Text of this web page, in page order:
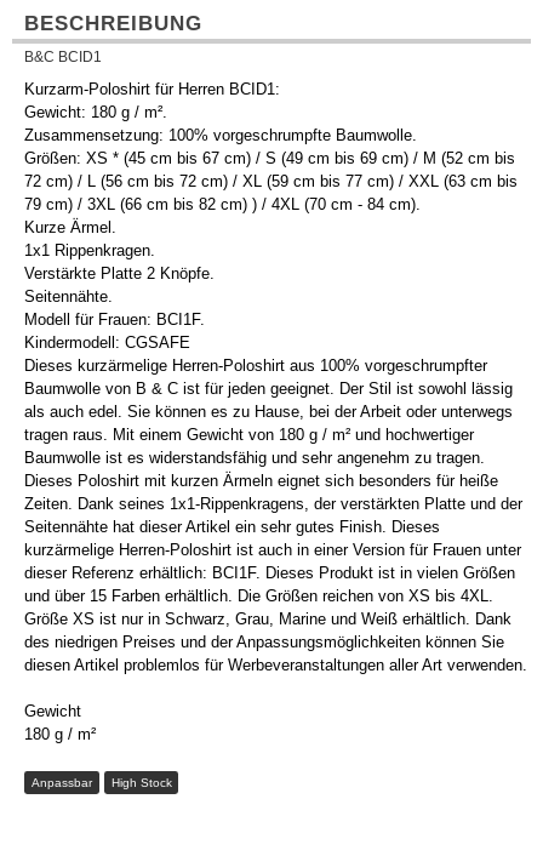
BESCHREIBUNG
B&C BCID1
Kurzarm-Poloshirt für Herren BCID1:
Gewicht: 180 g / m².
Zusammensetzung: 100% vorgeschrumpfte Baumwolle.
Größen: XS * (45 cm bis 67 cm) / S (49 cm bis 69 cm) / M (52 cm bis
72 cm) / L (56 cm bis 72 cm) / XL (59 cm bis 77 cm) / XXL (63 cm bis
79 cm) / 3XL (66 cm bis 82 cm) ) / 4XL (70 cm - 84 cm).
Kurze Ärmel.
1x1 Rippenkragen.
Verstärkte Platte 2 Knöpfe.
Seitennähte.
Modell für Frauen: BCI1F.
Kindermodell: CGSAFE
Dieses kurzärmelige Herren-Poloshirt aus 100% vorgeschrumpfter
Baumwolle von B & C ist für jeden geeignet. Der Stil ist sowohl lässig
als auch edel. Sie können es zu Hause, bei der Arbeit oder unterwegs
tragen raus. Mit einem Gewicht von 180 g / m² und hochwertiger
Baumwolle ist es widerstandsfähig und sehr angenehm zu tragen.
Dieses Poloshirt mit kurzen Ärmeln eignet sich besonders für heiße
Zeiten. Dank seines 1x1-Rippenkragens, der verstärkten Platte und der
Seitennähte hat dieser Artikel ein sehr gutes Finish. Dieses
kurzärmelige Herren-Poloshirt ist auch in einer Version für Frauen unter
dieser Referenz erhältlich: BCI1F. Dieses Produkt ist in vielen Größen
und über 15 Farben erhältlich. Die Größen reichen von XS bis 4XL.
Größe XS ist nur in Schwarz, Grau, Marine und Weiß erhältlich. Dank
des niedrigen Preises und der Anpassungsmöglichkeiten können Sie
diesen Artikel problemlos für Werbeveranstaltungen aller Art verwenden.
Gewicht
180 g / m²
Anpassbar High Stock